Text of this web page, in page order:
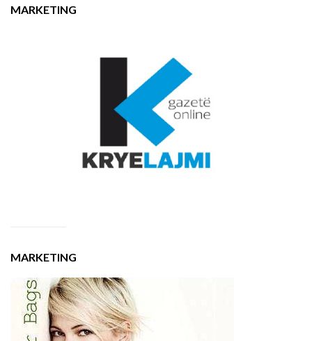
MARKETING
MARKETING